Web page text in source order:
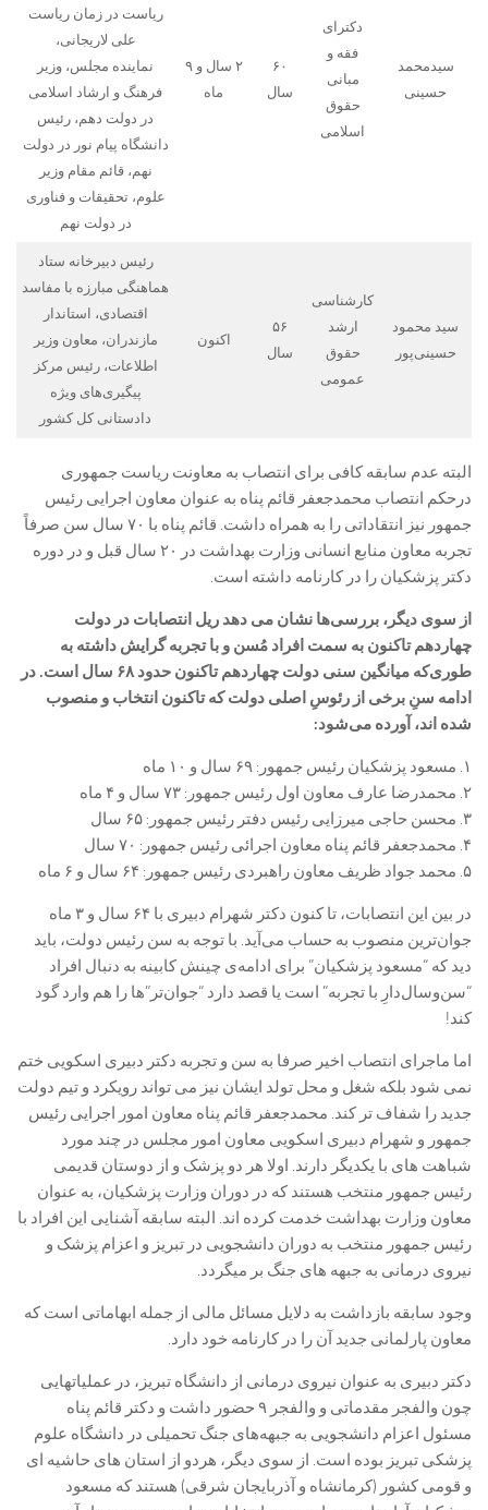
سیدمحمد
حسینی
دکترای
فقه و
مبانی
حقوق
اسلامی
۶۰
سال
۲ سال و ۹
ماه
ریاست در زمان ریاست
علی لاریجانی،
نماینده مجلس، وزیر
فرهنگ و ارشاد اسلامی
در دولت دهم، رئیس
دانشگاه پیام نور در دولت
نهم، قائم مقام وزیر
علوم، تحقیقات و فناوری
در دولت نهم
سید محمود
حسینی‌پور
کارشناسی
ارشد
حقوق
عمومی
۵۶
سال
اکنون
رئیس دبیرخانه ستاد
هماهنگی مبارزه با مفاسد
اقتصادی، استاندار
مازندران، معاون وزیر
اطلاعات، رئیس مرکز
پیگیری‌های ویژه
دادستانی کل کشور
البته عدم سابقه کافی برای انتصاب به معاونت ریاست جمهوری
درحکم انتصاب محمدجعفر قائم پناه به عنوان معاون اجرایی رئیس
جمهور نیز انتقاداتی را به همراه داشت. قائم پناه با ۷۰ سال سن صرفاً
تجربه معاون منابع انسانی وزارت بهداشت در ۲۰ سال قبل و در دوره
دکتر پزشکیان را در کارنامه داشته است.
از سوی دیگر، بررسی‌ها نشان می دهد ریل انتصابات در دولت
چهاردهم تاکنون به سمت افراد مُسن و با تجربه گرایش داشته به
طوری‌که میانگین سنی دولت چهاردهم تاکنون حدود ۶۸ سال است. در
ادامه سنِ برخی از رئوسِ اصلی دولت که تاکنون انتخاب و منصوب
شده اند، آورده می‌شود:
۱. مسعود پزشکیان رئیس جمهور: ۶۹ سال و ۱۰ ماه
۲. محمدرضا عارف معاون اول رئیس جمهور: ۷۳ سال و ۴ ماه
۳. محسن حاجی میرزایی رئیس دفتر رئیس جمهور: ۶۵ سال
۴. محمدجعفر قائم پناه معاون اجرائی رئیس جمهور: ۷۰ سال
۵. محمد جواد ظریف معاون راهبردی رئیس جمهور: ۶۴ سال و ۶ ماه
در بین این انتصابات، تا کنون دکتر شهرام دبیری با ۶۴ سال و ۳ ماه
جوان‌ترین منصوب به حساب می‌آید. با توجه به سن رئیس دولت، باید
دید که “مسعود پزشکیان” برای ادامه‌ی چینش کابینه به دنبال افراد
“سن‌وسال‌دارِ با تجربه” است یا قصد دارد “جوان‌تر”ها را هم وارد گود
کند!
اما ماجرای انتصاب اخیر صرفا به سن و تجربه دکتر دبیری اسکویی ختم
نمی شود بلکه شغل و محل تولد ایشان نیز می تواند رویکرد و تیم دولت
جدید را شفاف تر کند. محمدجعفر قائم پناه معاون امور اجرایی رئیس
جمهور و شهرام دبیری اسکویی معاون امور مجلس در چند مورد
شباهت های با یکدیگر دارند. اولا هر دو پزشک و از دوستان قدیمی
رئیس جمهور منتخب هستند که در دوران وزارت پزشکیان، به عنوان
معاون وزارت بهداشت خدمت کرده اند. البته سابقه آشنایی این افراد با
رئیس جمهور منتخب به دوران دانشجویی در تبریز و اعزام پزشک و
نیروی درمانی به جبهه های جنگ بر میگردد.
وجود سابقه بازداشت به دلایل مسائل مالی از جمله ابهاماتی است که
معاون پارلمانی جدید آن را در کارنامه خود دارد.
دکتر دبیری به عنوان نیروی درمانی از دانشگاه تبریز، در عملیاتهایی
چون والفجر مقدماتی و والفجر ۹ حضور داشت و دکتر قائم پناه
مسئول اعزام دانشجویی به جبهه‌های جنگ تحمیلی در دانشگاه علوم
پزشکی تبریز بوده است. از سوی دیگر، هردو از استان های حاشیه ای
و قومی کشور (کرمانشاه و آذربایجان شرقی) هستند که مسعود